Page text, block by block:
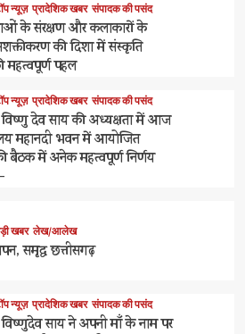
न्यूज़ प्रादेशिक खबर संपादक की पसंद
के संरक्षण और कलाकारों के
की दिशा में संस्कृति
महत्वपूर्ण पहल
न्यूज़ प्रादेशिक खबर संपादक की पसंद
विष्णु देव साय की अध्यक्षता में आज
महानदी भवन में आयोजित
बैठक में अनेक महत्वपूर्ण निर्णय
खबर लेख/आलेख
समृद्ध छत्तीसगढ़
न्यूज़ प्रादेशिक खबर संपादक की पसंद
साय ने अपनी माँ के नाम पर